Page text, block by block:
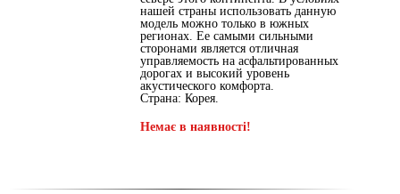
нашей страны использовать данную
модель можно только в южных
регионах. Ее самыми сильными
сторонами является отличная
управляемость на асфальтированных
дорогах и высокий уровень
акустического комфорта.
Страна: Корея.
Немає в наявності!